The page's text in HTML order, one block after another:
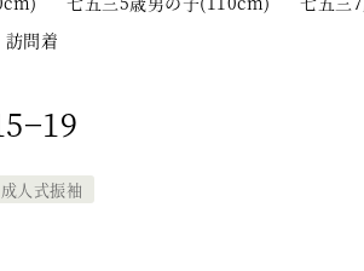
訪問着
成人式振袖